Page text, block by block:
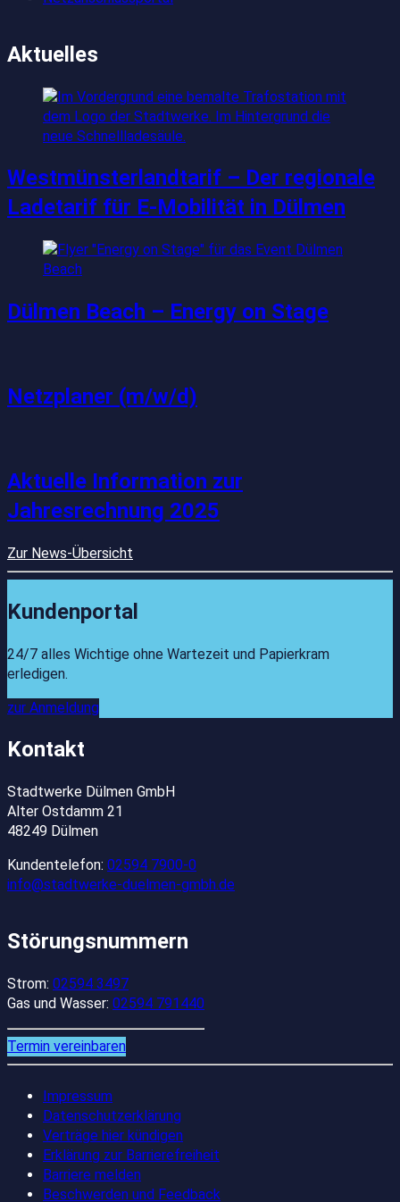
Aktuelles
Westmünsterlandtarif – Der regionale
Ladetarif für E-Mobilität in Dülmen
Dülmen Beach – Energy on Stage
Netzplaner (m/w/d)
Aktuelle Information zur
Jahresrechnung 2025
Zur News-Übersicht
Kundenportal
24/7 alles Wichtige ohne Wartezeit und Papierkram
erledigen.
zur Anmeldung
Kontakt
Stadtwerke Dülmen GmbH
Alter Ostdamm 21
48249 Dülmen
Kundentelefon: 02594 7900-0
info@stadtwerke-duelmen-gmbh.de
Störungsnummern
Strom: 02594 3497
Gas und Wasser: 02594 791440
Termin vereinbaren
Impressum
Datenschutzerklärung
Verträge hier kündigen
Erklärung zur Barrierefreiheit
Barriere melden
Beschwerden und Feedback